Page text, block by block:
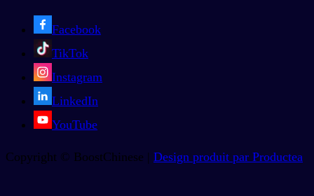
Facebook
TikTok
Instagram
LinkedIn
YouTube
Copyright © BoostChinese | Design produit par Productea